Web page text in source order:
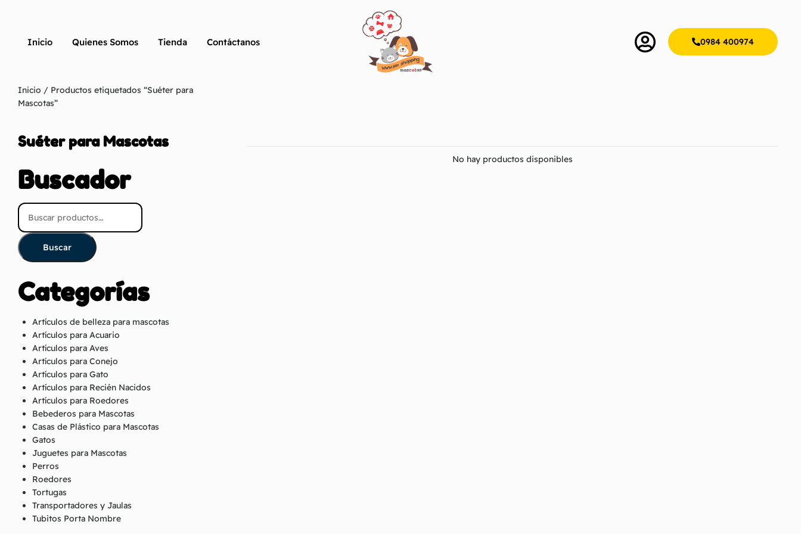
Inicio Quienes Somos Tienda Contáctanos 0984 400974
Inicio / Productos etiquetados “Suéter para
Mascotas”
Suéter para Mascotas
Buscador
Buscar
Categorías
Artículos de belleza para mascotas
Artículos para Acuario
Artículos para Aves
Artículos para Conejo
Artículos para Gato
Artículos para Recién Nacidos
Artículos para Roedores
Bebederos para Mascotas
Casas de Plástico para Mascotas
Gatos
Juguetes para Mascotas
Perros
Roedores
Tortugas
Transportadores y Jaulas
Tubitos Porta Nombre
No hay productos disponibles